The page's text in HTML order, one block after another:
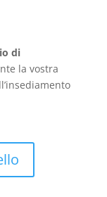
di
la vostra